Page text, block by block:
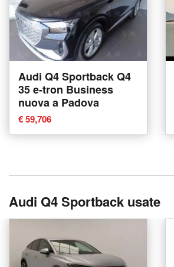
Audi Q4 Sportback Q4
35 e-tron Business
nuova a Padova
€ 59,706
Audi Q4 Sportback usate